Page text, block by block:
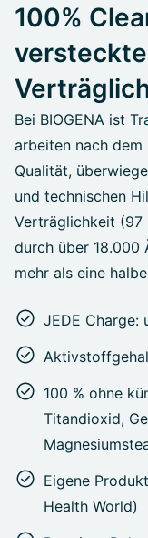
100%
Bei BIOGENA ist
arbeiten nach dem
Qualität,
und technischen
Verträglichkeit (97
durch über 18.000
mehr als eine
JEDE Charge:
100 % ohne
Titandioxid,
Eigene
Health World)